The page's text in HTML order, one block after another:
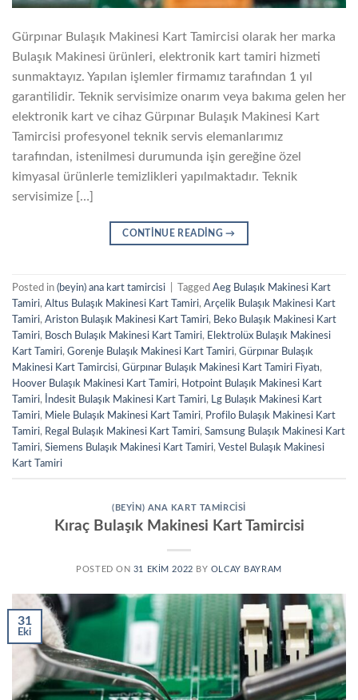
Gürpınar Bulaşık Makinesi Kart Tamircisi olarak her marka
Bulaşık Makinesi ürünleri, elektronik kart tamiri hizmeti
sunmaktayız. Yapılan işlemler firmamız tarafından 1 yıl
garantilidir. Teknik servisimize onarım veya bakıma gelen her
elektronik kart ve cihaz Gürpınar Bulaşık Makinesi Kart
Tamircisi profesyonel teknik servis elemanlarımız
tarafından, istenilmesi durumunda işin gereğine özel
kimyasal ürünlerle temizlikleri yapılmaktadır. Teknik
servisimize […]
CONTINUE READING→
Posted in (beyin) ana kart tamircisi Tagged Aeg Bulaşık Makinesi Kart
Tamiri, Altus Bulaşık Makinesi Kart Tamiri, Arçelik Bulaşık Makinesi Kart
Tamiri, Ariston Bulaşık Makinesi Kart Tamiri, Beko Bulaşık Makinesi Kart
Tamiri, Bosch Bulaşık Makinesi Kart Tamiri, Elektrolüx Bulaşık Makinesi
Kart Tamiri, Gorenje Bulaşık Makinesi Kart Tamiri, Gürpınar Bulaşık
Makinesi Kart Tamircisi, Gürpınar Bulaşık Makinesi Kart Tamiri Fiyatı,
Hoover Bulaşık Makinesi Kart Tamiri, Hotpoint Bulaşık Makinesi Kart
Tamiri, İndesit Bulaşık Makinesi Kart Tamiri,
Lg Bulaşık Makinesi Kart
Tamiri, Miele Bulaşık Makinesi Kart Tamiri, Profilo Bulaşık Makinesi Kart
Tamiri, Regal Bulaşık Makinesi Kart Tamiri, Samsung Bulaşık Makinesi Kart
Tamiri, Siemens Bulaşık Makinesi Kart Tamiri, Vestel Bulaşık Makinesi
Kart Tamiri
(BEYIN) ANA KART TAMIRCISI
Kıraç Bulaşık Makinesi Kart Tamircisi
POSTED ON 31 EKIM 2022 BY OLCAY BAYRAM
31
Eki